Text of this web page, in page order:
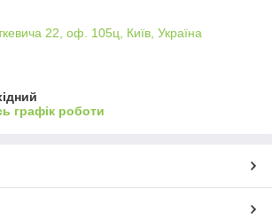
22, оф. 105ц, Київ, Україна
графік роботи